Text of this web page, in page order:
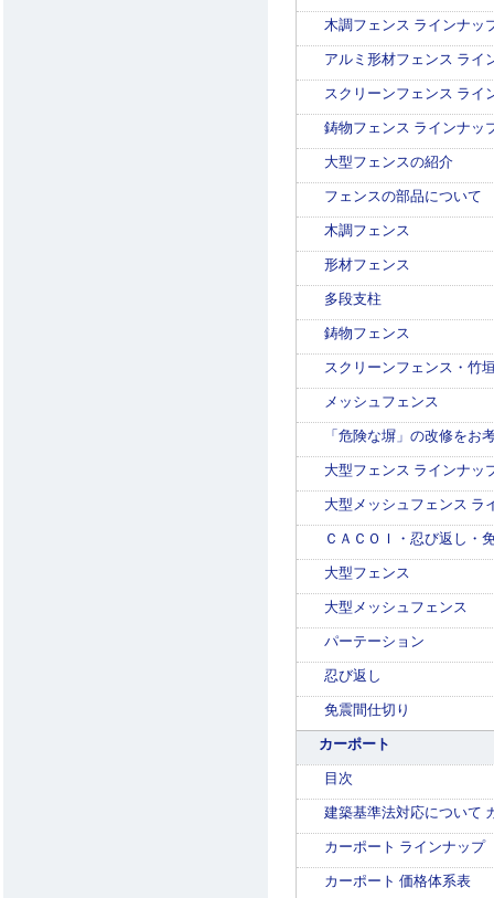
木調フェンス ラインナッ
アルミ形材フェンス ライ
スクリーンフェンス ライ
鋳物フェンス ラインナッ
大型フェンスの紹介
フェンスの部品について
木調フェンス
形材フェンス
多段支柱
鋳物フェンス
スクリーンフェンス・竹
メッシュフェンス
「危険な塀」の改修をお
大型フェンス ラインナッ
大型メッシュフェンス ラ
ＣＡＣＯＩ・忍び返し・
大型フェンス
大型メッシュフェンス
パーテーション
忍び返し
免震間仕切り
カーポート
目次
建築基準法対応について
カーポート ラインナップ
カーポート 価格体系表